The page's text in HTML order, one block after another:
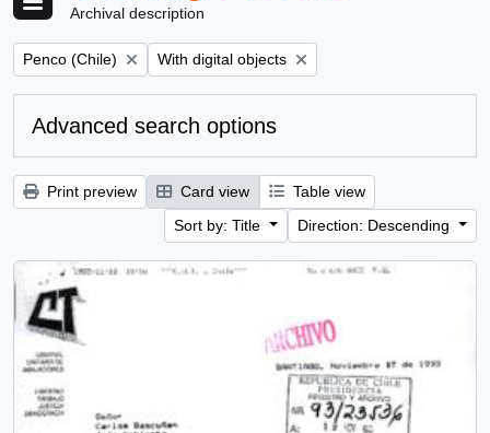
Archival description
Remove filter:
Penco (Chile) Remove filter:
With digital objects
Advanced search options
Print preview Card view
Table view
Sort by: Title
Direction: Descending